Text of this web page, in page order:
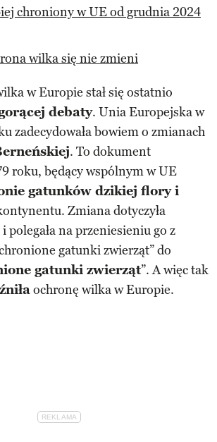
chroniony w UE od grudnia 2024
wilka się nie zmieni
w Europie stał się ostatnio
debaty. Unia Europejska w
zadecydowała bowiem o zmianach
. To dokument
roku, będący wspólnym w UE
gatunków dzikiej flory i
Zmiana dotyczyła
i polegała na przeniesieniu go z
gatunki zwierząt” do
gatunki zwierząt”. A więc tak
ochronę wilka w Europie.